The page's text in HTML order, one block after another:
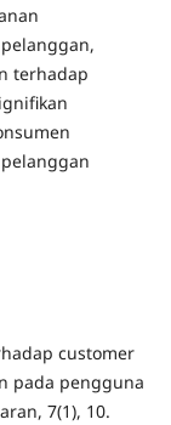
terhadap
customer
pada pengguna
7(1), 10.